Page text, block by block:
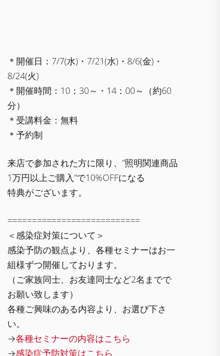
＊開催日：7/7(水)・7/21(水)・8/6(金)・
8/24(火)
＊開催時間：10：30～・14：00～（約60
分）
＊受講料金：無料
＊予約制
来店で参加された方に限り、”照明関連商品
1万円以上ご購入”で10%OFFになる
特典がございます。
===========================
＜感染症対策について＞
感染予防の観点より、各種セミナーはお一
組様ずつ開催しております。
（ご家族同士、お友達同士など2名までで
お願い致します）
各種ご興味のある内容より、お選び下さ
い。
→各種セミナーの内容はこちら
→感染症予防対策はこちら